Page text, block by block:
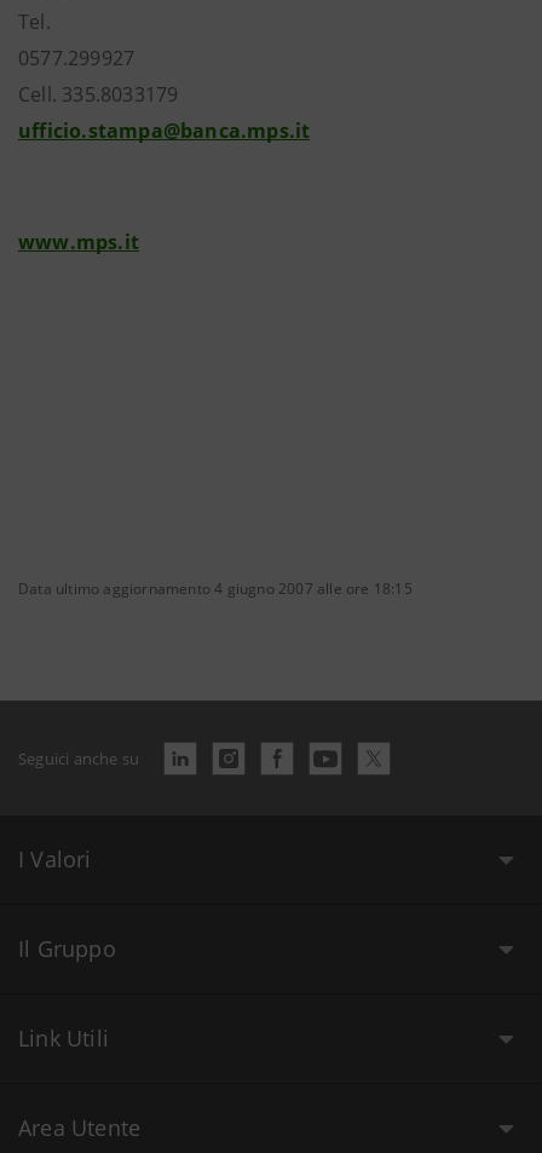
Tel.
0577.299927
Cell. 335.8033179
ufficio.stampa@banca.mps.it
www.mps.it
Data ultimo aggiornamento 4 giugno 2007 alle ore 18:15
Seguici anche su
I Valori
Il Gruppo
Link Utili
Area Utente